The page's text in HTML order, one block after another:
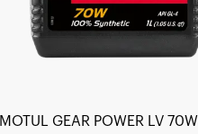
MOTUL GEAR POWER LV 70W